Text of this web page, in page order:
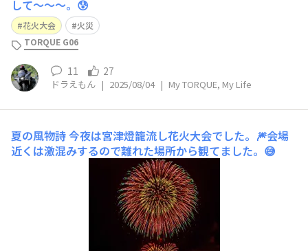
して〜〜〜。😰
花火大会
火災
TORQUE G06
11 27
ドラえもん | 2025/08/04 | My TORQUE, My Life
夏の風物詩今夜は宮津燈籠流し花火大会でした。🎆会場
近くは激混みするので離れた場所から観てました。😅